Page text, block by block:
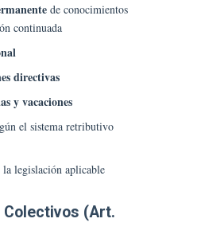
de conocimientos
continuada
directivas
y vacaciones
el sistema retributivo
legislación aplicable
Colectivos (Art.